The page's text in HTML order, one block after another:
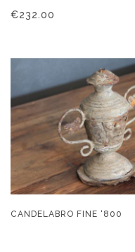
€232.00
CANDELABRO FINE ‘800